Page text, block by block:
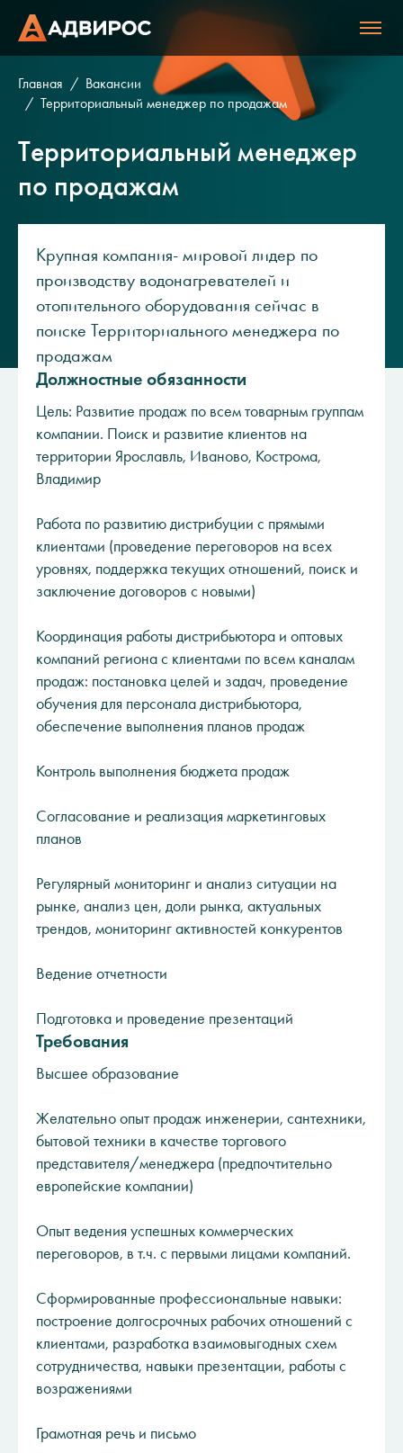
Главная
Вакансии
Территориальный менеджер по продажам
Территориальный менеджер
по продажам
Крупная компания- мировой лидер по
производству водонагревателей и
отопительного оборудования сейчас в
поиске Территориального менеджера по
продажам
Должностные обязанности
Цель: Развитие продаж по всем товарным группам
компании. Поиск и развитие клиентов на
территории Ярославль, Иваново, Кострома,
Владимир
Работа по развитию дистрибуции с прямыми
клиентами (проведение переговоров на всех
уровнях, поддержка текущих отношений, поиск и
заключение договоров с новыми)
Координация работы дистрибьютора и оптовых
компаний региона с клиентами по всем каналам
продаж: постановка целей и задач, проведение
обучения для персонала дистрибьютора,
обеспечение выполнения планов продаж
Контроль выполнения бюджета продаж
Согласование и реализация маркетинговых
планов
Регулярный мониторинг и анализ ситуации на
рынке, анализ цен, доли рынка, актуальных
трендов, мониторинг активностей конкурентов
Ведение отчетности
Подготовка и проведение презентаций
Требования
Высшее образование
Желательно опыт продаж инженерии, сантехники,
бытовой техники в качестве торгового
представителя/менеджера (предпочтительно
европейские компании)
Опыт ведения успешных коммерческих
переговоров, в т.ч. с первыми лицами компаний.
Сформированные профессиональные навыки:
построение долгосрочных рабочих отношений с
клиентами, разработка взаимовыгодных схем
сотрудничества, навыки презентации, работы с
возражениями
Грамотная речь и письмо